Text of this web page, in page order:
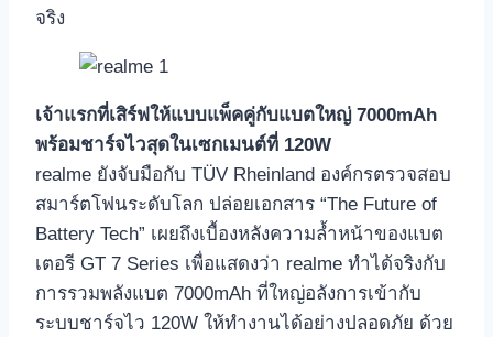
จริง
เจ้าแรกที่เสิร์ฟให้แบบแพ็คคู่กับแบตใหญ่ 7000mAh
พร้อมชาร์จไวสุดในเซกเมนต์ที่ 120W
realme ยังจับมือกับ TÜV Rheinland องค์กรตรวจสอบ
สมาร์ตโฟนระดับโลก ปล่อยเอกสาร “The Future of
Battery Tech” เผยถึงเบื้องหลังความล้ำหน้าของแบต
เตอรี GT 7 Series เพื่อแสดงว่า realme ทำได้จริงกับ
การรวมพลังแบต 7000mAh ที่ใหญ่อลังการเข้ากับ
ระบบชาร์จไว 120W ให้ทำงานได้อย่างปลอดภัย ด้วย